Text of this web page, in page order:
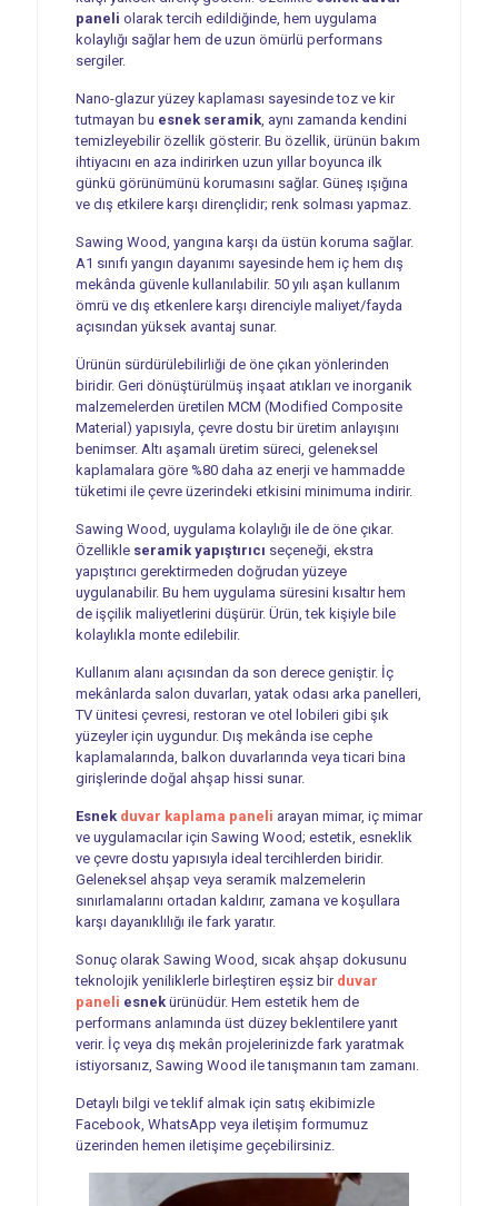
paneli olarak tercih edildiğinde, hem uygulama
kolaylığı sağlar hem de uzun ömürlü performans
sergiler.
Nano-glazur yüzey kaplaması sayesinde toz ve kir
tutmayan bu esnek seramik, aynı zamanda kendini
temizleyebilir özellik gösterir. Bu özellik, ürünün bakım
ihtiyacını en aza indirirken uzun yıllar boyunca ilk
günkü görünümünü korumasını sağlar. Güneş ışığına
ve dış etkilere karşı dirençlidir; renk solması yapmaz.
Sawing Wood, yangına karşı da üstün koruma sağlar.
A1 sınıfı yangın dayanımı sayesinde hem iç hem dış
mekânda güvenle kullanılabilir. 50 yılı aşan kullanım
ömrü ve dış etkenlere karşı direnciyle maliyet/fayda
açısından yüksek avantaj sunar.
Ürünün sürdürülebilirliği de öne çıkan yönlerinden
biridir. Geri dönüştürülmüş inşaat atıkları ve inorganik
malzemelerden üretilen MCM (Modified Composite
Material) yapısıyla, çevre dostu bir üretim anlayışını
benimser. Altı aşamalı üretim süreci, geleneksel
kaplamalara göre %80 daha az enerji ve hammadde
tüketimi ile çevre üzerindeki etkisini minimuma indirir.
Sawing Wood, uygulama kolaylığı ile de öne çıkar.
Özellikle seramik yapıştırıcı seçeneği, ekstra
yapıştırıcı gerektirmeden doğrudan yüzeye
uygulanabilir. Bu hem uygulama süresini kısaltır hem
de işçilik maliyetlerini düşürür. Ürün, tek kişiyle bile
kolaylıkla monte edilebilir.
Kullanım alanı açısından da son derece geniştir. İç
mekânlarda salon duvarları, yatak odası arka panelleri,
TV ünitesi çevresi, restoran ve otel lobileri gibi şık
yüzeyler için uygundur. Dış mekânda ise cephe
kaplamalarında, balkon duvarlarında veya ticari bina
girişlerinde doğal ahşap hissi sunar.
Esnek duvar kaplama paneli arayan mimar, iç mimar
ve uygulamacılar için Sawing Wood; estetik, esneklik
ve çevre dostu yapısıyla ideal tercihlerden biridir.
Geleneksel ahşap veya seramik malzemelerin
sınırlamalarını ortadan kaldırır, zamana ve koşullara
karşı dayanıklılığı ile fark yaratır.
Sonuç olarak Sawing Wood, sıcak ahşap dokusunu
teknolojik yeniliklerle birleştiren eşsiz bir duvar
paneli esnekürünüdür. Hem estetik hem de
performans anlamında üst düzey beklentilere yanıt
verir. İç veya dış mekân projelerinizde fark yaratmak
istiyorsanız, Sawing Wood ile tanışmanın tam zamanı.
Detaylı bilgi ve teklif almak için satış ekibimizle
Facebook, WhatsApp veya iletişim formumuz
üzerinden hemen iletişime geçebilirsiniz.